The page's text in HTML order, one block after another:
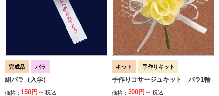
完成品 バラ
絹バラ（入学）
価格： 150円～ 税込
キット 手作りキット
手作りコサージュキット バラ1輪
価格： 300円～ 税込